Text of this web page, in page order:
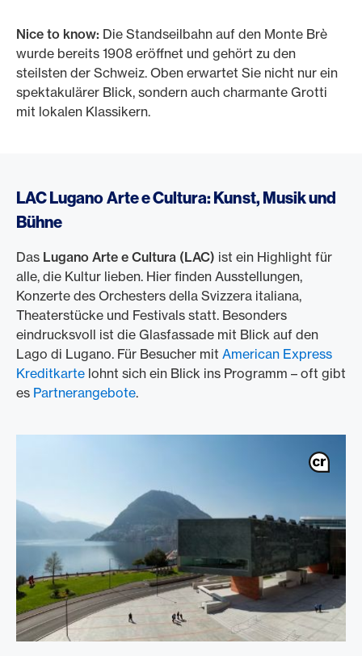
Nice to know: Die Standseilbahn auf den Monte Brè
wurde bereits 1908 eröffnet und gehört zu den
steilsten der Schweiz. Oben erwartet Sie nicht nur ein
spektakulärer Blick, sondern auch charmante Grotti
mit lokalen Klassikern.
LAC Lugano Arte e Cultura: Kunst, Musik und
Bühne
Das Lugano Arte e Cultura (LAC) ist ein Highlight für
alle, die Kultur lieben. Hier finden Ausstellungen,
Konzerte des Orchesters della Svizzera italiana,
Theaterstücke und Festivals statt. Besonders
eindrucksvoll ist die Glasfassade mit Blick auf den
Lago di Lugano. Für Besucher mit American Express
Kreditkarte lohnt sich ein Blick ins Programm – oft gibt
es Partnerangebote.